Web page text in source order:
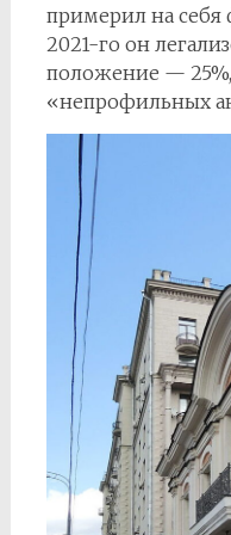
примерил на
2021-го он
положение —
«непрофильных